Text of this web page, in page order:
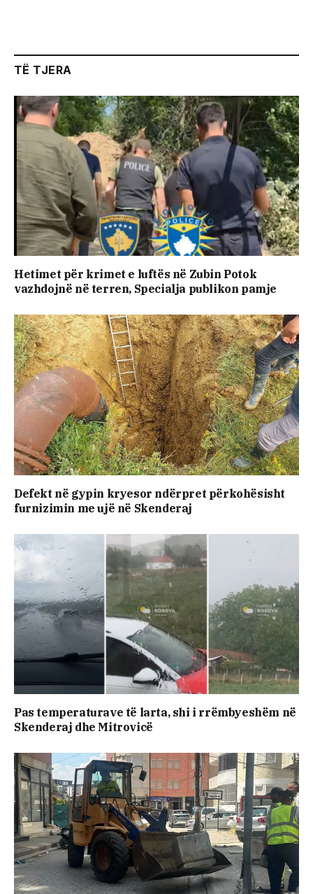
TË TJERA
Hetimet për krimet e luftës në Zubin Potok
vazhdojnë në terren, Specialja publikon pamje
Defekt në gypin kryesor ndërpret përkohësisht
furnizimin me ujë në Skenderaj
Pas temperaturave të larta, shi i rrëmbyeshëm në
Skenderaj dhe Mitrovicë